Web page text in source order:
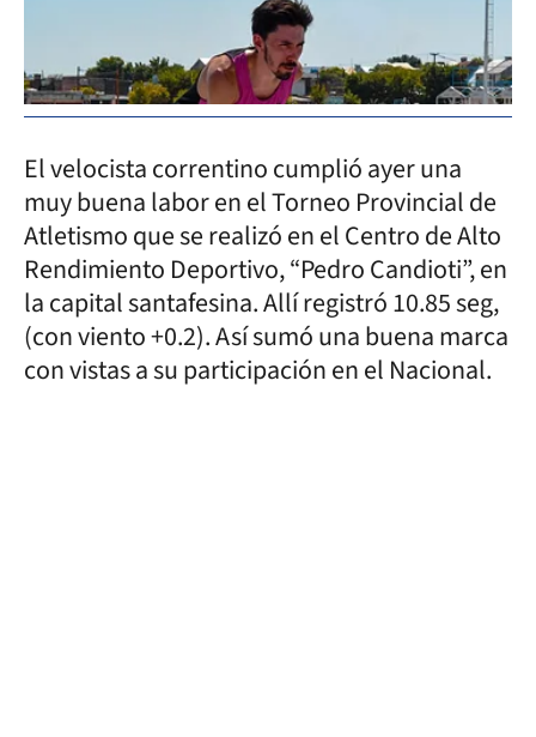
El velocista correntino cumplió ayer una
muy buena labor en el Torneo Provincial de
Atletismo que se realizó en el Centro de Alto
Rendimiento Deportivo, “Pedro Candioti”, en
la capital santafesina. Allí registró 10.85 seg,
(con viento +0.2). Así sumó una buena marca
con vistas a su participación en el Nacional.